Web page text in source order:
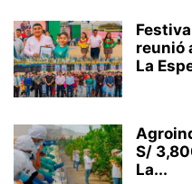
reunió
La
S/
La...